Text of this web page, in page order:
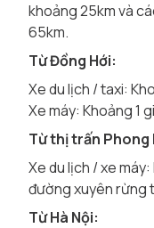
khoảng 25km và
65km.
Từ Đồng Hới:
Xe du lịch / taxi:
Xe máy: Khoảng 1
Từ thị trấn Phong
Xe du lịch / xe
đường xuyên rừng
Từ Hà Nội: